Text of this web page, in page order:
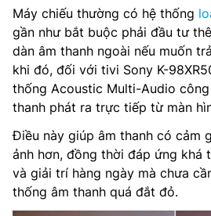
Máy chiếu thường có hệ thống
gần như bắt buộc phải đầu tư
dàn âm thanh ngoài nếu muốn
khi đó, đối với tivi Sony K-
thống Acoustic Multi-Audio
thanh phát ra trực tiếp từ màn
Điều này giúp âm thanh có cảm
ảnh hơn, đồng thời đáp ứng khá
và giải trí hàng ngày mà chưa
thống âm thanh quá đắt đỏ.